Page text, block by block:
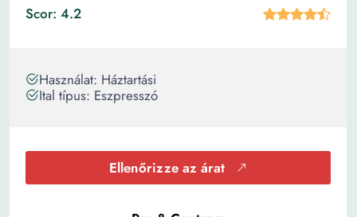
Scor: 4.2
Használat: Háztartási
Ital típus: Eszpresszó
Ellenőrizze az árat